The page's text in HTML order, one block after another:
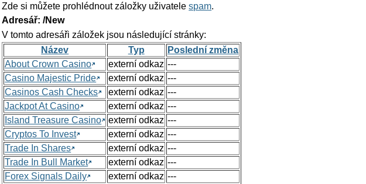
Zde si můžete prohlédnout záložky uživatelespam.
Adresář: /New
V tomto adresáři záložek jsou následující stránky:
Název
Typ
Poslední změna
About Crown Casino
externí odkaz ---
Casino Majestic Pride
externí odkaz ---
Casinos Cash Checks
externí odkaz ---
Jackpot At Casino
externí odkaz ---
Island Treasure Casino
externí odkaz ---
Cryptos To Invest
externí odkaz ---
Trade In Shares
externí odkaz ---
Trade In Bull Market
externí odkaz ---
Forex Signals Daily
externí odkaz ---